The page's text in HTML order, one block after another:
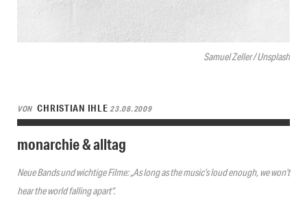
Samuel Zeller / Unsplash
VON CHRISTIAN IHLE23.08.2009
monarchie & alltag
Neue Bands und wichtige Filme: „As long as the music’s loud enough, we won’t
hear the world falling apart“.